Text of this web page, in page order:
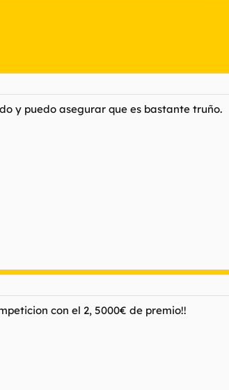
y puedo asegurar que es bastante truño.
con el 2, 5000€ de premio!!